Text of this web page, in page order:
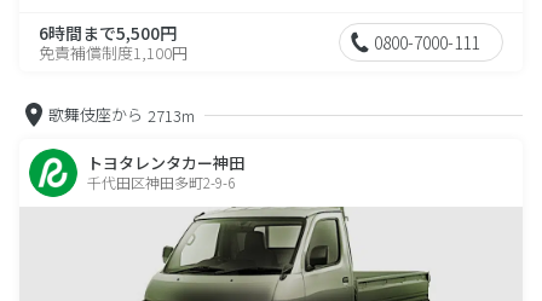
6時間まで5,500円
免責補償制度1,100円 0800-7000-111
歌舞伎座から 2713m
トヨタレンタカー神田
千代田区神田多町2-9-6